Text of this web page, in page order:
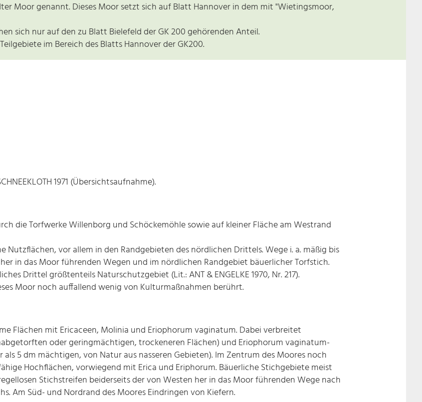
Moor genannt. Dieses Moor setzt sich auf Blatt Hannover in dem mit "Wietingsmoor,
sich nur auf den zu Blatt Bielefeld der GK 200 gehörenden Anteil.
im Bereich des Blatts Hannover der GK200.
1971 (Übersichtsaufnahme).
die Torfwerke Willenborg und Schöckemöhle sowie auf kleiner Fläche am Westrand
vor allem in den Randgebieten des nördlichen Drittels. Wege i. a. mäßig bis
in das Moor führenden Wegen und im nördlichen Randgebiet bäuerlicher Torfstich.
Drittel größtenteils Naturschutzgebiet (Lit.: ANT & ENGELKE 1970, Nr. 217).
Moor noch auffallend wenig von Kulturmaßnahmen berührt.
Flächen mit Ericaceen, Molinia und Eriophorum vaginatum. Dabei verbreitet
oder geringmächtigen, trockeneren Flächen) und Eriophorum vaginatum-
5 dm mächtigen, von Natur aus nasseren Gebieten). Im Zentrum des Moores noch
Hochflächen, vorwiegend mit Erica und Eriphorum. Bäuerliche Stichgebiete meist
Stichstreifen beiderseits der von Westen her in das Moor führenden Wege nach
Am Süd- und Nordrand des Moores Eindringen von Kiefern.